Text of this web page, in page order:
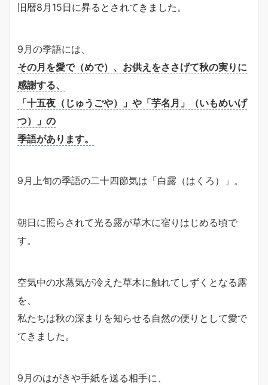
旧暦8月15日に昇るとされてきました。
9月の季語には、
その月を愛で（めで）、お供えをささげて秋の実りに
感謝する、
「十五夜（じゅうごや）」や「芋名月」（いもめいげ
つ）」の
季語があります。
9月上旬の季語の二十四節気は「白露（はくろ）」。
朝日に照らされて光る露が草木に宿りはじめる頃で
す。
空気中の水蒸気が冷えた草木に触れてしずくとなる露
を、
私たちは秋の深まりを知らせる自然の便りとして愛で
てきました。
9月のはがきや手紙を送る相手に、